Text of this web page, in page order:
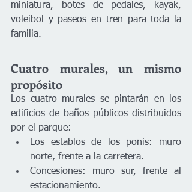
miniatura, botes de pedales, kayak,
voleibol y paseos en tren para toda la
familia.
Cuatro murales, un mismo
propósito
Los cuatro murales se pintarán en los
edificios de baños públicos distribuidos
por el parque:
Los establos de los ponis: muro
norte, frente a la carretera.
Concesiones: muro sur, frente al
estacionamiento.